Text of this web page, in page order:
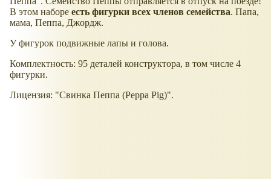
В этом наборе есть фигурки всех членов семейства. Папа,
мама, Пеппа, Джордж.
У фигурок подвижные лапы и голова.
Комплектность: 95 деталей конструктора, в том числе 4
фигурки.
Лицензия: "Свинка Пеппа (Peppa Pig)".